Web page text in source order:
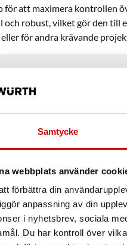
Samtycke
webbplats använder
förbättra din
anpassning av din
i nyhetsbrev, sociala
Du har kontroll över
att maximera kontrollen
och robust, vilket gör den till
för andra krävande